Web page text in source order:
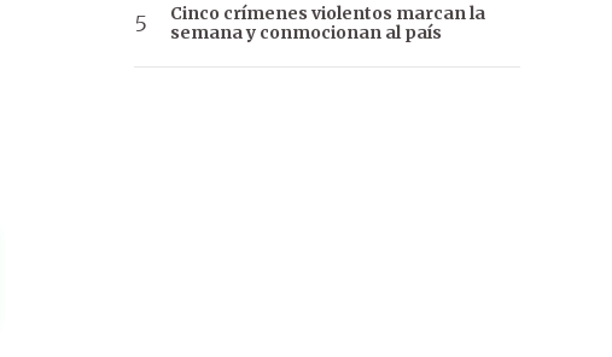
Cinco crímenes violentos marcan la
semana y conmocionan al país